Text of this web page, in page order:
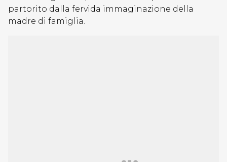
partorito dalla fervida immaginazione della
madre di famiglia.